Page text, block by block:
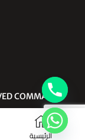
COMMA
الرئيسية